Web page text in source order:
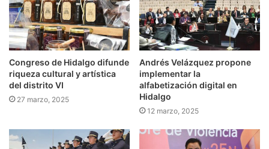
Congreso de Hidalgo difunde
riqueza cultural y artística
del distrito VI
27 marzo, 2025
Andrés Velázquez propone
implementar la
alfabetización digital en
Hidalgo
12 marzo, 2025